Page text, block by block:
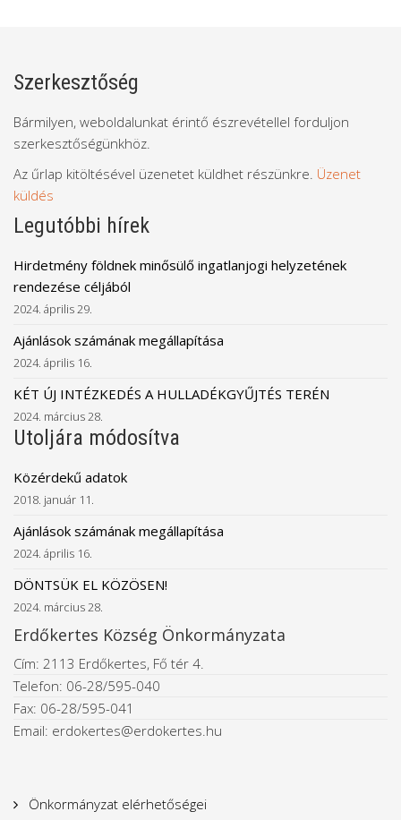
Szerkesztőség
Bármilyen, weboldalunkat érintő észrevétellel forduljon
szerkesztőségünkhöz.
Az űrlap kitöltésével üzenetet küldhet részünkre. Üzenet
küldés
Legutóbbi hírek
Hirdetmény földnek minősülő ingatlanjogi helyzetének
rendezése céljából
2024. április 29.
Ajánlások számának megállapítása
2024. április 16.
KÉT ÚJ INTÉZKEDÉS A HULLADÉKGYŰJTÉS TERÉN
2024. március 28.
Utoljára módosítva
Közérdekű adatok
2018. január 11.
Ajánlások számának megállapítása
2024. április 16.
DÖNTSÜK EL KÖZÖSEN!
2024. március 28.
Erdőkertes Község Önkormányzata
Cím: 2113 Erdőkertes, Fő tér 4.
Telefon: 06-28/595-040
Fax: 06-28/595-041
Email: erdokertes@erdokertes.hu
Önkormányzat elérhetőségei